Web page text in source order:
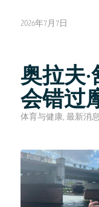
2026年7月7日
奥拉夫
会错过
体育与健康, 最新消息